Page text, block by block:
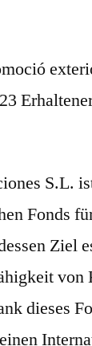
S.L.
Fonds
Ziel
dieses